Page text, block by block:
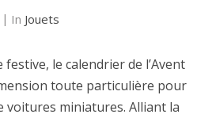
In Jouets
festive, le calendrier de l’Avent
toute particulière pour
voitures miniatures. Alliant la